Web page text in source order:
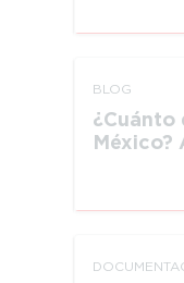
BLOG
¿Cuánto
México?